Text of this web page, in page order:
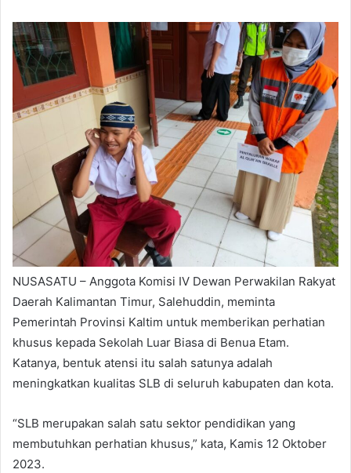
NUSASATU – Anggota Komisi IV Dewan Perwakilan Rakyat
Daerah Kalimantan Timur, Salehuddin, meminta
Pemerintah Provinsi Kaltim untuk memberikan perhatian
khusus kepada Sekolah Luar Biasa di Benua Etam.
Katanya, bentuk atensi itu salah satunya adalah
meningkatkan kualitas SLB di seluruh kabupaten dan kota.
“SLB merupakan salah satu sektor pendidikan yang
membutuhkan perhatian khusus,” kata, Kamis 12 Oktober
2023.